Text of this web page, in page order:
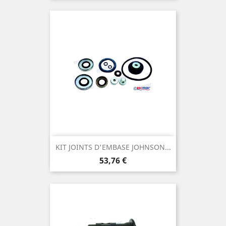
KIT JOINTS D'EMBASE JOHNSON...
Prix
53,76 €